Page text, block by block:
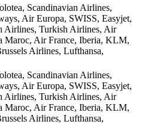
Scandinavian Airlines,
Air Europa, SWISS, Easyjet,
Airlines, Turkish Airlines, Air
Maroc, Air France, Iberia, KLM,
Airlines, Lufthansa,
Scandinavian Airlines,
Air Europa, SWISS, Easyjet,
Airlines, Turkish Airlines, Air
Maroc, Air France, Iberia, KLM,
Airlines, Lufthansa,